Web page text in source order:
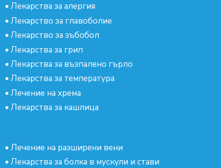
• Лекарства за алергия
• Лекарство за главоболие
• Лекарство за зъбобол
• Лекарства за грип
• Лекарства за възпалено гърло
• Лекарства за температура
• Лечение на хрема
• Лекарства за кашлица
• Лечение на разширени вени
• Лекарства за болка в мускули и стави